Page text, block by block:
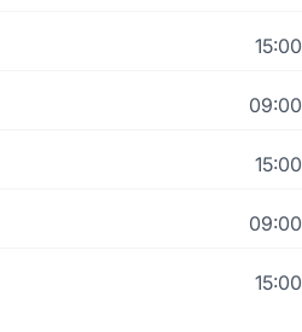
15:00
09:00
15:00
09:00
15:00